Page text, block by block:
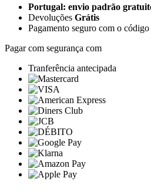
Portugal: envio padrão
Devoluções Grátis
Pagamento seguro com o
Pagar com segurança com
Tranferência antecipada